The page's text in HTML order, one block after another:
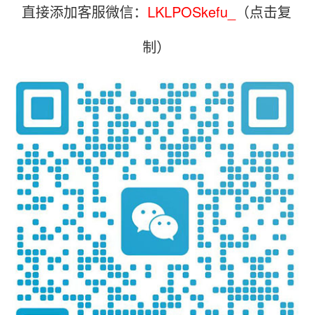
直接添加客服微信： LKLPOSkefu_
（点击复
制）